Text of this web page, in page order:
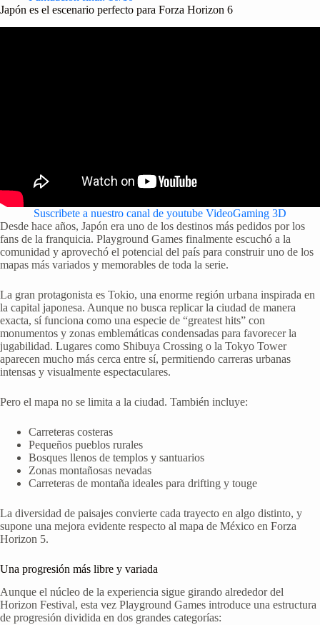
Japón es el escenario perfecto para Forza Horizon 6
Suscribete a nuestro canal de youtube VideoGaming 3D
Desde hace años, Japón era uno de los destinos más pedidos por los
fans de la franquicia. Playground Games finalmente escuchó a la
comunidad y aprovechó el potencial del país para construir uno de los
mapas más variados y memorables de toda la serie.
La gran protagonista es Tokio, una enorme región urbana inspirada en
la capital japonesa. Aunque no busca replicar la ciudad de manera
exacta, sí funciona como una especie de “greatest hits” con
monumentos y zonas emblemáticas condensadas para favorecer la
jugabilidad. Lugares como Shibuya Crossing o la Tokyo Tower
aparecen mucho más cerca entre sí, permitiendo carreras urbanas
intensas y visualmente espectaculares.
Pero el mapa no se limita a la ciudad. También incluye:
Carreteras costeras
Pequeños pueblos rurales
Bosques llenos de templos y santuarios
Zonas montañosas nevadas
Carreteras de montaña ideales para drifting y touge
La diversidad de paisajes convierte cada trayecto en algo distinto, y
supone una mejora evidente respecto al mapa de México en Forza
Horizon 5.
Una progresión más libre y variada
Aunque el núcleo de la experiencia sigue girando alrededor del
Horizon Festival, esta vez Playground Games introduce una estructura
de progresión dividida en dos grandes categorías: